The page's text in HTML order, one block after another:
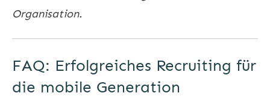
Organisation.
FAQ: Erfolgreiches Recruiting für
die mobile Generation